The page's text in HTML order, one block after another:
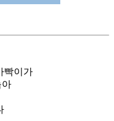
빡이가
아